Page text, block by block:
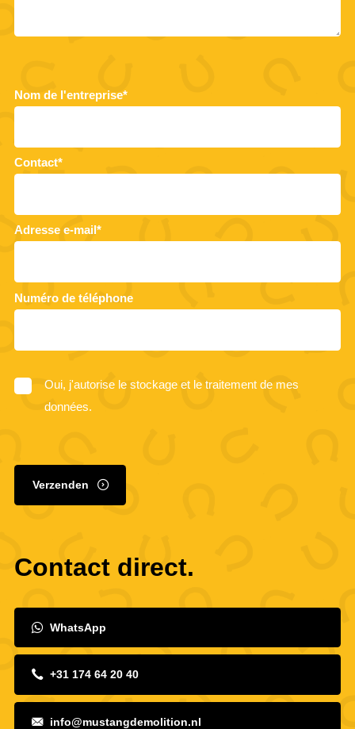
Nom de l'entreprise*
Contact*
Adresse e-mail*
Numéro de téléphone
Oui, j'autorise le stockage et le traitement de mes
données.
Verzenden
Contact direct.
WhatsApp
+31 174 64 20 40
info@mustangdemolition.nl